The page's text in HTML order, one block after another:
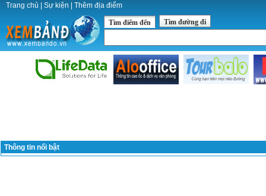
Trang chủ Sự kiện Thêm địa điểm
Tìm điểm đến Tìm đường đi
Thông tin nổi bật